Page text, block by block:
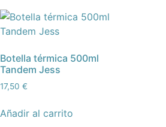
Botella térmica 500ml
Tandem Jess
17,50 €
Añadir al carrito